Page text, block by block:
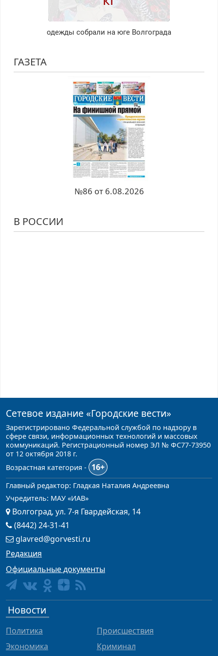
одежды собрали на юге Волгограда
ГАЗЕТА
№86 от 6.08.2026
В РОССИИ
Сетевое издание «Городские вести»
Зарегистрировано Федеральной службой по надзору в
сфере связи, информационных технологий и массовых
коммуникаций. Регистрационный номер ЭЛ № ФС77-73950
от 12 октября 2018 г.
Возрастная категория -
16+
Главный редактор: Гладкая Наталия Андреевна
Учредитель: МАУ «ИАВ»
Волгоград, ул. 7-я Гвардейская, 14
(8442) 24-31-41
glavred@gorvesti.ru
Редакция
Официальные документы
Новости
Политика
Экономика
Происшествия
Криминал